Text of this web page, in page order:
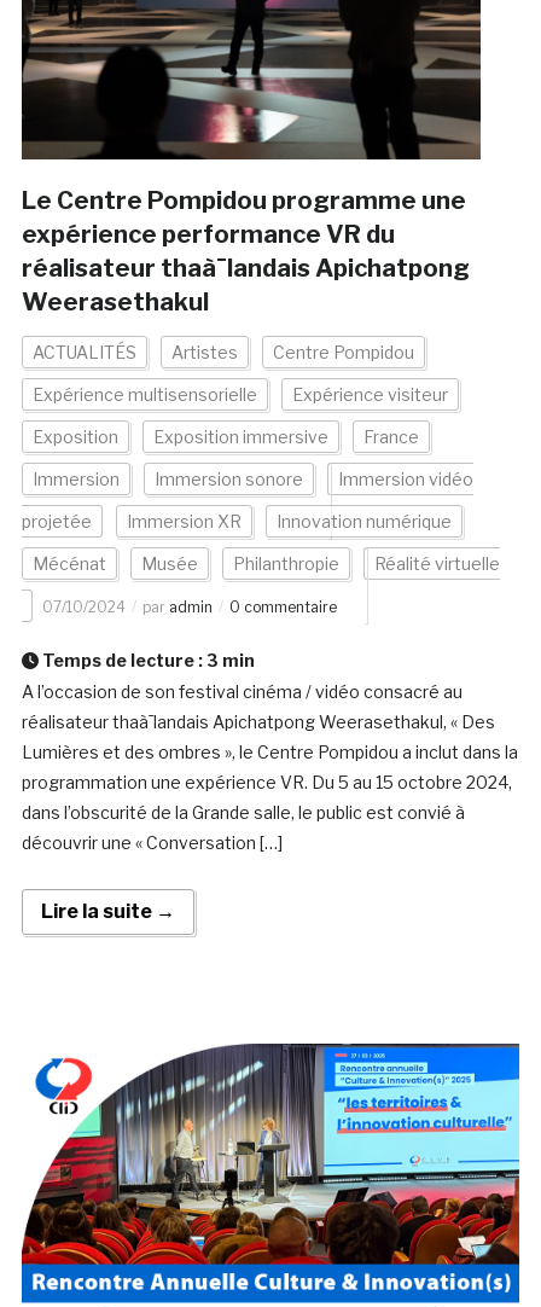
Le Centre Pompidou programme une
expérience performance VR du
réalisateur thaà¯landais Apichatpong
Weerasethakul
ACTUALITÉS Artistes Centre Pompidou
Expérience multisensorielle Expérience visiteur
Exposition Exposition immersive France
Immersion Immersion sonore Immersion vidéo
projetée Immersion XR Innovation numérique
Mécénat Musée Philanthropie Réalité virtuelle
07/10/2024 par admin 0 commentaire
Temps de lecture : 3 min
A l’occasion de son festival cinéma / vidéo consacré au
réalisateur thaà¯landais Apichatpong Weerasethakul, « Des
Lumières et des ombres », le Centre Pompidou a inclut dans la
programmation une expérience VR. Du 5 au 15 octobre 2024,
dans l’obscurité de la Grande salle, le public est convié à
découvrir une « Conversation […]
Lire la suite →